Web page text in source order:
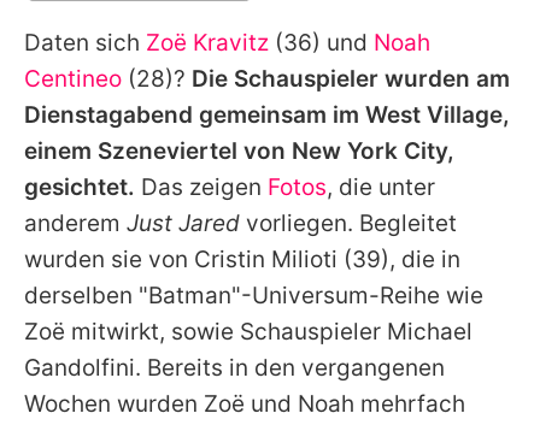
Alle Themen auf Promiflash
Jobs
App runterladen
Team
Redaktionelle Richtlinien
Impressum
Datenschutzerklärung
Daten sich Zoë Kravitz (36) und Noah
Centineo (28)? Die Schauspieler wurden am
Dienstagabend gemeinsam im West Village,
einem Szeneviertel von New York City,
gesichtet. Das zeigen Fotos, die unter
anderem Just Jared vorliegen. Begleitet
wurden sie von Cristin Milioti (39), die in
derselben "Batman"-Universum-Reihe wie
Zoë mitwirkt, sowie Schauspieler Michael
Gandolfini. Bereits in den vergangenen
Wochen wurden Zoë und Noah mehrfach